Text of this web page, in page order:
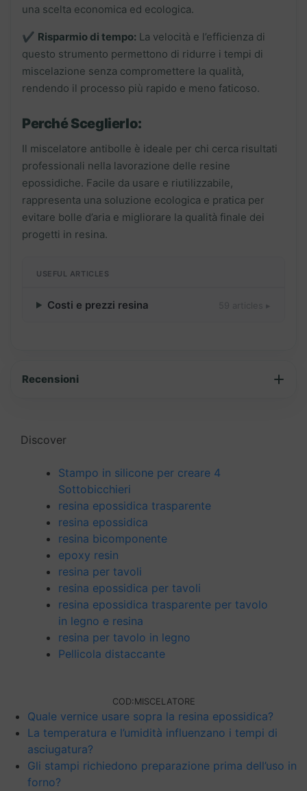
una scelta economica ed ecologica.
✔️ Risparmio di tempo: La velocità e l’efficienza di
questo strumento permettono di ridurre i tempi di
miscelazione senza compromettere la qualità,
rendendo il processo più rapido e meno faticoso.
Perché Sceglierlo:
Il miscelatore antibolle è ideale per chi cerca risultati
professionali nella lavorazione delle resine
epossidiche. Facile da usare e riutilizzabile,
rappresenta una soluzione ecologica e pratica per
evitare bolle d’aria e migliorare la qualità finale dei
progetti in resina.
USEFUL ARTICLES
Costi e prezzi resina
Recensioni
Discover
Stampo in silicone per creare 4
Sottobicchieri
resina epossidica trasparente
resina epossidica
resina bicomponente
epoxy resin
resina per tavoli
resina epossidica per tavoli
resina epossidica trasparente per tavolo
in legno e resina
resina per tavolo in legno
Pellicola distaccante
COD:MISCELATORE
Quale vernice usare sopra la resina epossidica?
La temperatura e l’umidità influenzano i tempi di
asciugatura?
Gli stampi richiedono preparazione prima dell’uso in
forno?